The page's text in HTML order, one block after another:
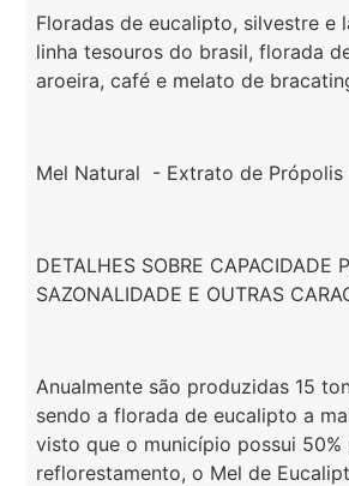
Floradas de eucalipto, silvestre e
linha tesouros do brasil, florada
aroeira, café e melato de
Mel Natural - Extrato de Própolis
DETALHES SOBRE CAPACIDADE
SAZONALIDADE E OUTRAS
Anualmente são produzidas 15
sendo a florada de eucalipto a
visto que o município possui
reflorestamento, o Mel de